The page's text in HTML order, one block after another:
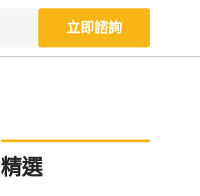
立即諮詢
精選